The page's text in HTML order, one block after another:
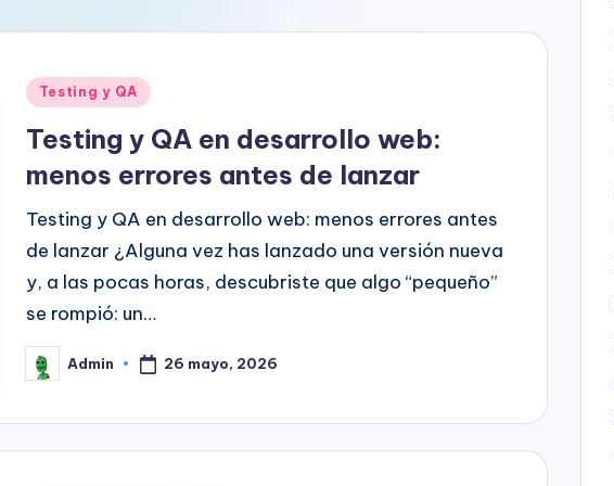
Publicado
Testing y QA
Testing y QA en desarrollo web:
menos errores antes de lanzar
Testing y QA en desarrollo web: menos errores antes
de lanzar ¿Alguna vez has lanzado una versión nueva
y, a las pocas horas, descubriste que algo “pequeño”
se rompió: un…
Publicado
por
Admin 26 mayo, 2026